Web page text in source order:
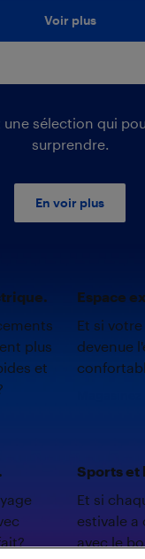
Voir plus
une sélection qui
surprendre.
En voir plus
plus
et
Espace
Et si
devenue
Sports et
Et si
estivale
avec le